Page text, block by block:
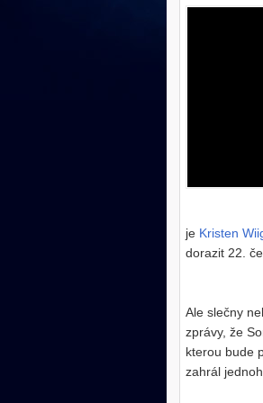
je Kristen
dorazit 22.
Ale slečny
zprávy, že
kterou bude
zahrál